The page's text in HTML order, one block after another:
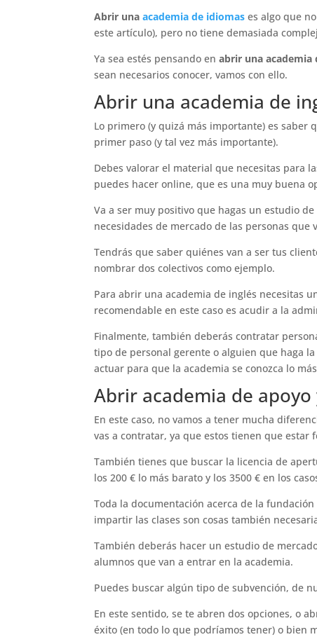
Abrir unaacademia de idiomas es algo que
este artículo), pero no tiene demasiada
Ya sea estés pensando enabrir una academia
sean necesarios conocer, vamos con ello.
Abrir una academia de
Lo primero (y quizá más importante) es saber
primer paso (y tal vez más importante).
Debes valorar el material que necesitas para
puedes hacer online, que es una muy buena
Va a ser muy positivo que hagas un estudio
necesidades de mercado de las personas que
Tendrás que saber quiénes van a ser tus
nombrar dos colectivos como ejemplo.
Para abrir una academia de inglés necesitas
recomendable en este caso es acudir a la
Finalmente, también deberás contratar
tipo de personal gerente o alguien que haga
actuar para que la academia se conozca lo
Abrir academia de
En este caso, no vamos a tener mucha
vas a contratar, ya que estos tienen que
También tienes que buscar la licencia de
los 200 € lo más barato y los 3500 € en los
Toda la documentación acerca de la
impartir las clases son cosas también
También deberás hacer un estudio de
alumnos que van a entrar en la academia.
Puedes buscar algún tipo de subvención, de
En este sentido, se te abren dos opciones, o
éxito (en todo lo que podríamos tener) o bien